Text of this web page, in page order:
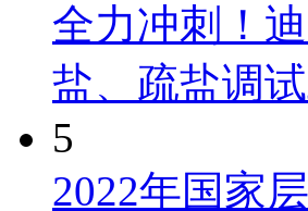
全力冲刺！
盐、疏盐调
5
2022年国家